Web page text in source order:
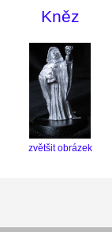
Kněz
zvětšit obrázek